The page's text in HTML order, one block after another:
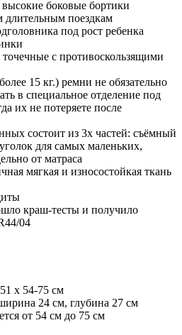
боковые бортики
длительным поездкам
под рост ребенка
с противоскользящими
15 кг.) ремни не обязательно
в специальное отделение под
их не потеряете после
состоит из 3х частей: съёмный
для самых маленьких,
от матраса
мягкая и износостойкая ткань
краш-тесты и получило
04
х 54-75 см
24 см, глубина 27 см
от 54 см до 75 см